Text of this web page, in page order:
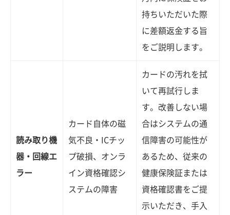
持ちいただいた際
に差額返金する旨
をご説明します。
読み取り機
器・回線エ
ラー
カード自体の磁
気不良・ICチッ
プ破損、オンラ
イン資格確認シ
ステムの障害
カードの汚れを拭
いて再試行しま
す。改善しない場
合はシステムの通
信障害の可能性が
あるため、従来の
健康保険証または
資格確認書をご提
示いただき、手入